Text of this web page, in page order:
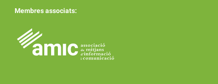
Membres associats: